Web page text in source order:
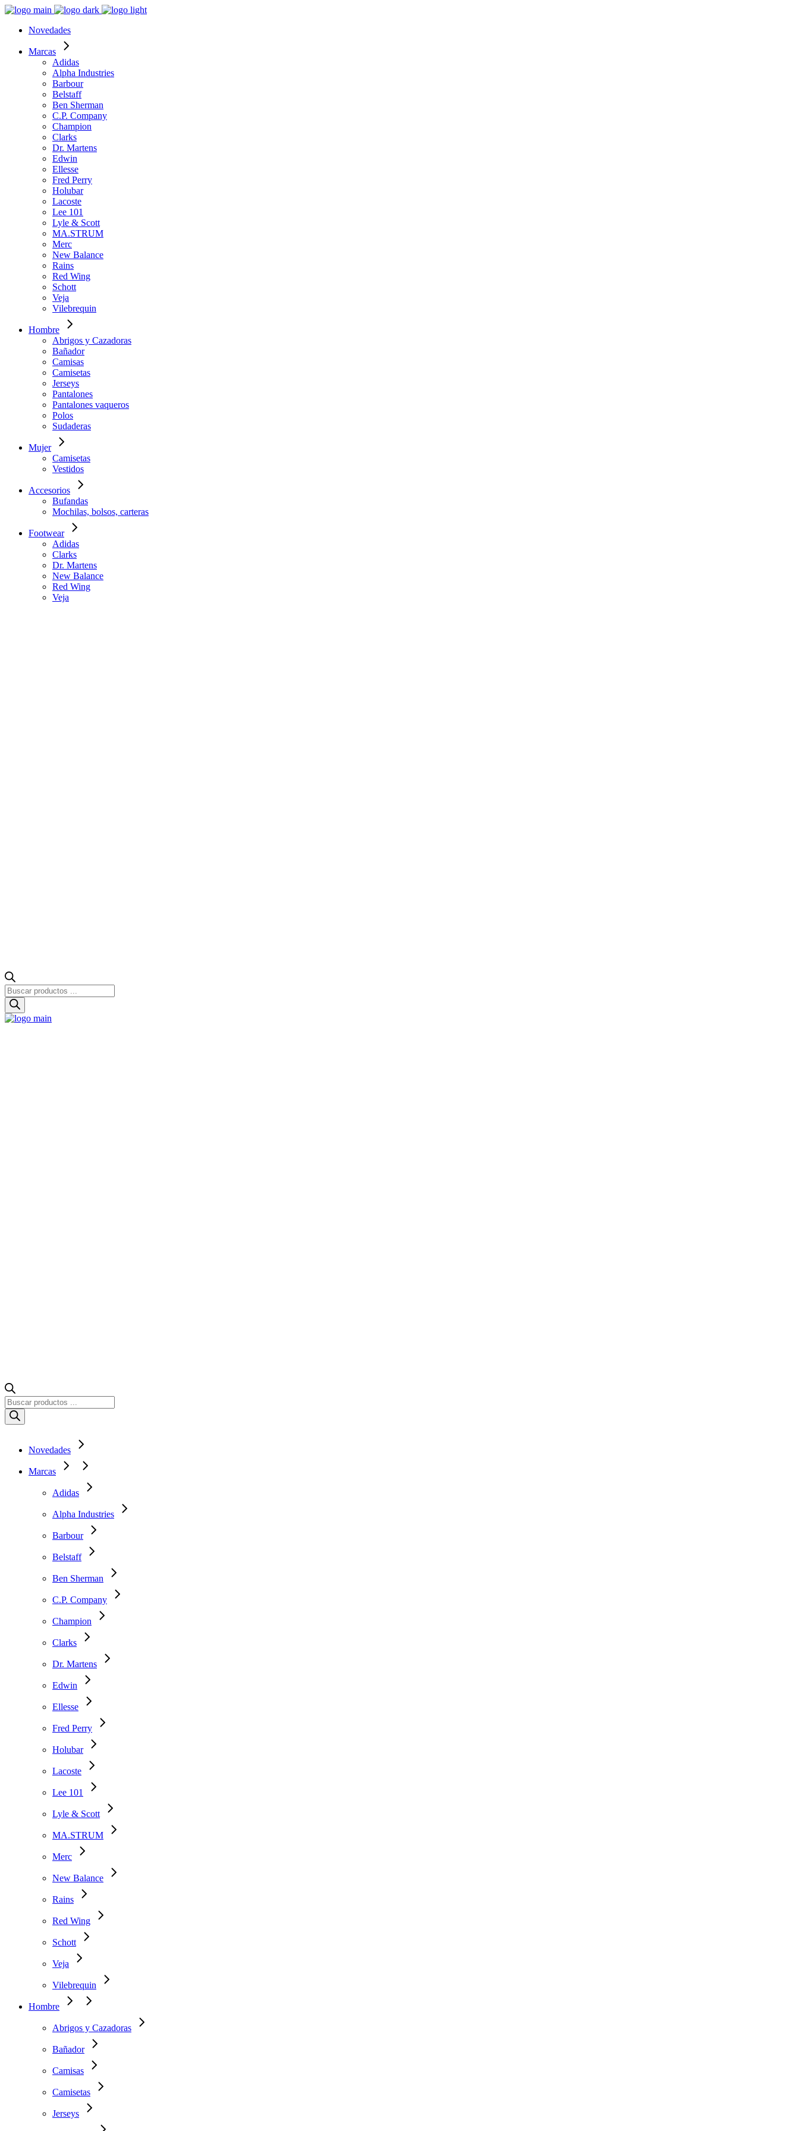
Novedades
Marcas
Adidas
Alpha Industries
Barbour
Belstaff
Ben Sherman
C.P. Company
Champion
Clarks
Dr. Martens
Edwin
Ellesse
Fred Perry
Holubar
Lacoste
Lee 101
Lyle & Scott
MA.STRUM
Merc
New Balance
Rains
Red Wing
Schott
Veja
Vilebrequin
Hombre
Abrigos y Cazadoras
Bañador
Camisas
Camisetas
Jerseys
Pantalones
Pantalones vaqueros
Polos
Sudaderas
Mujer
Camisetas
Vestidos
Accesorios
Bufandas
Mochilas, bolsos, carteras
Footwear
Adidas
Clarks
Dr. Martens
New Balance
Red Wing
Veja
Búsqueda
de
productos
Búsqueda
de
productos
Novedades
Marcas
Adidas
Alpha Industries
Barbour
Belstaff
Ben Sherman
C.P. Company
Champion
Clarks
Dr. Martens
Edwin
Ellesse
Fred Perry
Holubar
Lacoste
Lee 101
Lyle & Scott
MA.STRUM
Merc
New Balance
Rains
Red Wing
Schott
Veja
Vilebrequin
Hombre
Abrigos y Cazadoras
Bañador
Camisas
Camisetas
Jerseys